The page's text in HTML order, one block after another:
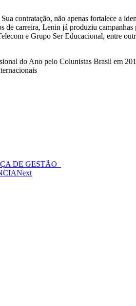
contratação, não apenas fortalece a
de carreira, Lenin já produziu
e Grupo Ser Educacional, entre
do Ano pelo Colunistas Brasil em
DE GESTÃO
Next